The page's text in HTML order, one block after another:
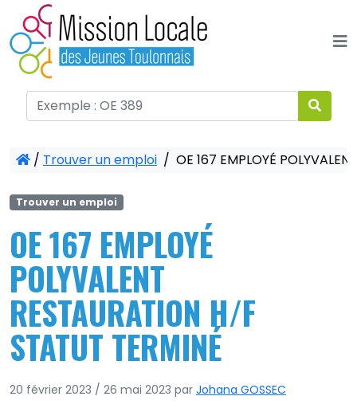
/ Trouver un emploi / OE 167 EMPLOYÉ
Trouver un emploi
OE 167 EMPLOYÉ
POLYVALENT
RESTAURATION H/F
STATUT TERMINÉ
20 février 2023 / 26 mai 2023 par Johana GOSSEC
Panneau de gestion des cookies